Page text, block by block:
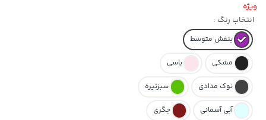
ویژه
انتخاب رنگ :
بنفش متوسط
مشکی یاسی
نوک مدادی سبزتیره
آبی آسمانی جگری